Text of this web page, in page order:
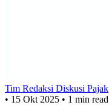
Tim Redaksi Diskusi Pajak
• 15 Okt 2025 • 1 min read